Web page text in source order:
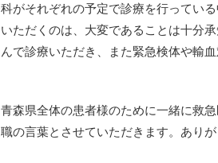
がそれぞれの予定で診療を行ってい
ただくのは、大変であることは十分
で診療いただき、また緊急検体や輸
森県全体の患者様のために一緒に救
の言葉とさせていただきます。ありが